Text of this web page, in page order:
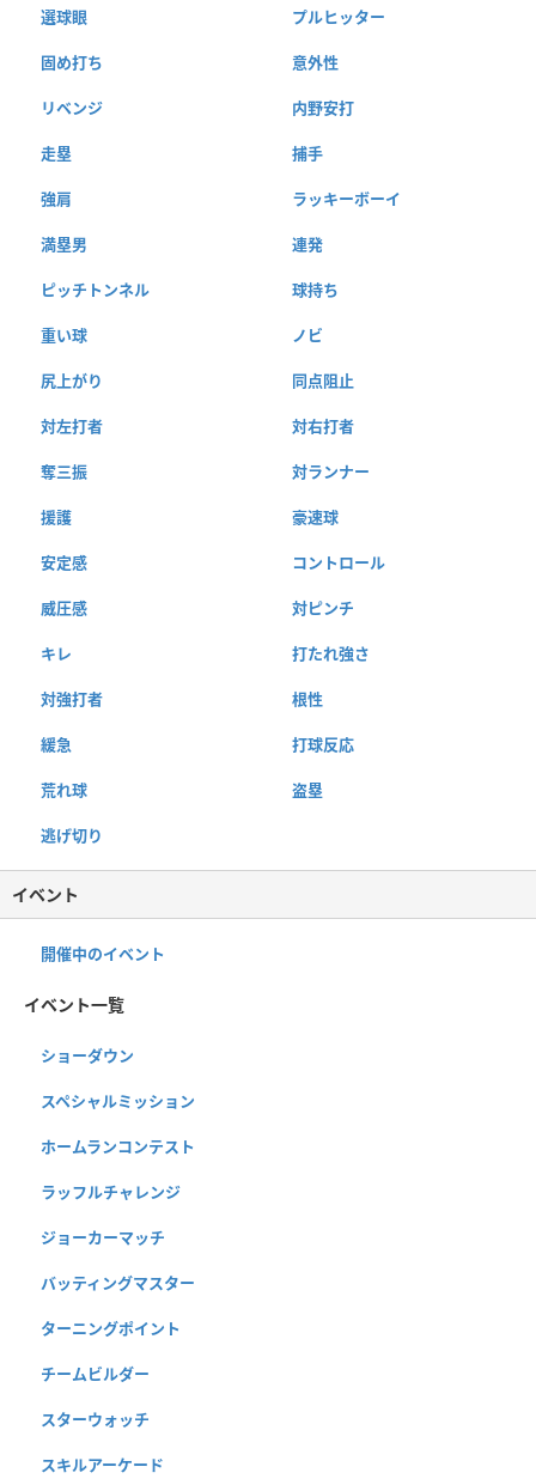
選球眼 プルヒッター
固め打ち 意外性
リベンジ 内野安打
走塁 捕手
強肩 ラッキーボーイ
満塁男 連発
ピッチトンネル 球持ち
重い球 ノビ
尻上がり 同点阻止
対左打者 対右打者
奪三振 対ランナー
援護 豪速球
安定感 コントロール
威圧感 対ピンチ
キレ 打たれ強さ
対強打者 根性
緩急 打球反応
荒れ球 盗塁
逃げ切り
イベント
開催中のイベント
イベント一覧
ショーダウン
スペシャルミッション
ホームランコンテスト
ラッフルチャレンジ
ジョーカーマッチ
バッティングマスター
ターニングポイント
チームビルダー
スターウォッチ
スキルアーケード